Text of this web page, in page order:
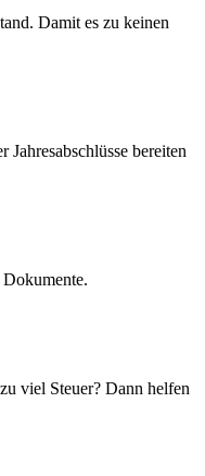
Damit es zu keinen
bereiten
viel Steuer? Dann helfen